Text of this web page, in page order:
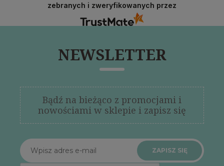
zebranych i zweryfikowanych przez
NEWSLETTER
Bądź na bieżąco z promocjami i
nowościami w sklepie i zapisz się
ZAPISZ SIĘ